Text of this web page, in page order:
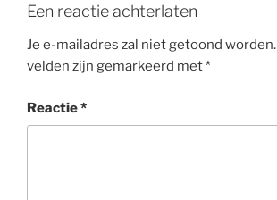
Een reactie achterlaten
Je e-mailadres zal niet getoond worden.
velden zijn gemarkeerd met*
Reactie*